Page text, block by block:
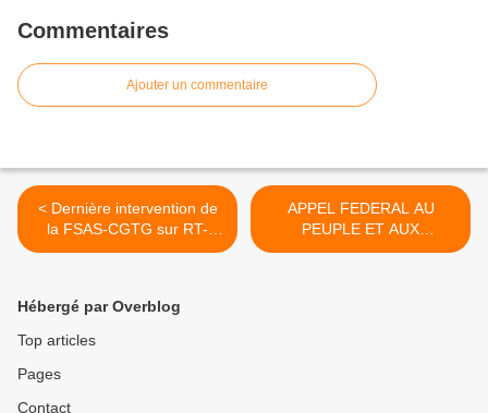
Commentaires
Ajouter un commentaire
< Dernière intervention de
la FSAS-CGTG sur RT-
France
APPEL FEDERAL AU
PEUPLE ET AUX
TRAVAILLEURS >
Hébergé par Overblog
Top articles
Pages
Contact